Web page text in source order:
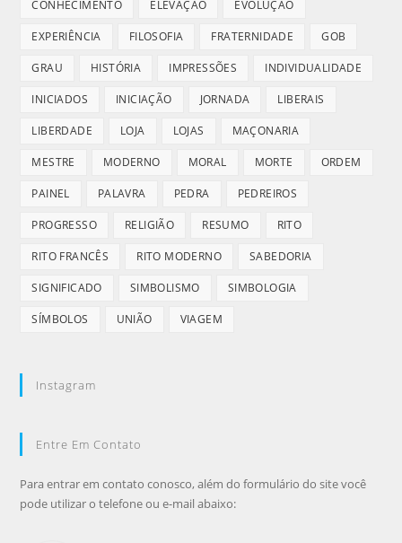
CONHECIMENTO ELEVAÇÃO EVOLUÇÃO
EXPERIÊNCIA FILOSOFIA FRATERNIDADE GOB
GRAU HISTÓRIA IMPRESSÕES INDIVIDUALIDADE
INICIADOS INICIAÇÃO JORNADA LIBERAIS
LIBERDADE LOJA LOJAS MAÇONARIA
MESTRE MODERNO MORAL MORTE ORDEM
PAINEL PALAVRA PEDRA PEDREIROS
PROGRESSO RELIGIÃO RESUMO RITO
RITO FRANCÊS RITO MODERNO SABEDORIA
SIGNIFICADO SIMBOLISMO SIMBOLOGIA
SÍMBOLOS UNIÃO VIAGEM
Instagram
Entre Em Contato
Para entrar em contato conosco, além do formulário do site você
pode utilizar o telefone ou e-mail abaixo: